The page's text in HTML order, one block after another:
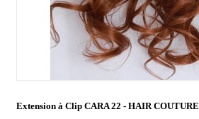
Extension à Clip CARA 22 - HAIR COUTURE